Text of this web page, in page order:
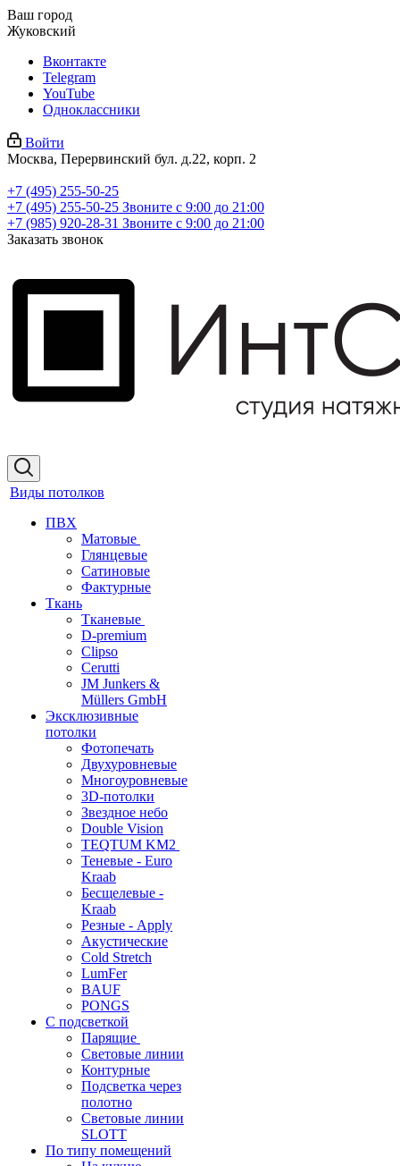
Ваш город
Жуковский
Вконтакте
Telegram
YouTube
Одноклассники
Войти
Москва, Перервинский бул. д.22, корп. 2
+7 (495) 255-50-25
+7 (495) 255-50-25 Звоните с 9:00 до 21:00
+7 (985) 920-28-31 Звоните с 9:00 до 21:00
Заказать звонок
Виды потолков
ПВХ
Матовые
Глянцевые
Сатиновые
Фактурные
Ткань
Тканевые
D-premium
Clipso
Cerutti
JM Junkers &
Müllers GmbH
Эксклюзивные
потолки
Фотопечать
Двухуровневые
Многоуровневые
3D-потолки
Звездное небо
Double Vision
TEQTUM KM2
Теневые - Euro
Kraab
Бесщелевые -
Kraab
Резные - Apply
Акустические
Cold Stretch
LumFer
BAUF
PONGS
С подсветкой
Парящие
Световые линии
Контурные
Подсветка через
полотно
Световые линии
SLOTT
По типу помещений